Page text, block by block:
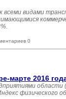
всеми видами
0
марте 2016
области
физического